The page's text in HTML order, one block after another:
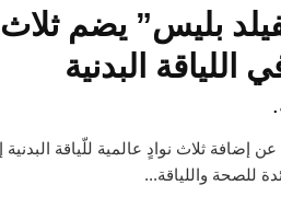
بليس” يضم ثلاث
البدنية
ثلاث نوادٍ عالمية للّياقة البدنية
للصحة واللياقة...